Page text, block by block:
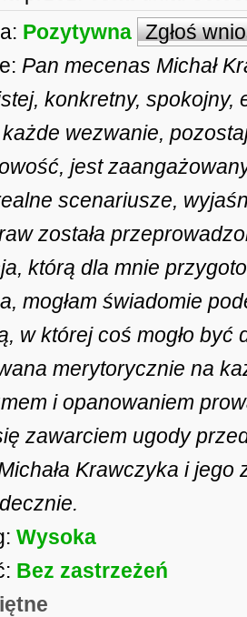
Pozytywna Zgłoś
Pan mecenas Michał
konkretny, spokojny,
wezwanie,
jest
scenariusze,
została
którą dla mnie
mogłam świadomie
w której coś mogło być
merytorycznie na
i opanowaniem
zawarciem ugody
Krawczyka i
Wysoka
Bez zastrzeżeń